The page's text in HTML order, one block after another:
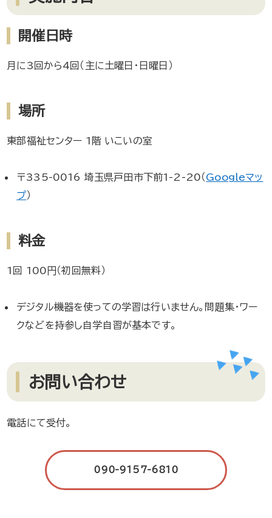
開催日時
月に3回から4回（主に土曜日・日曜日）
場所
東部福祉センター 1階 いこいの室
〒335-0016 埼玉県戸田市下前1-2-20（ Googleマッ
プ）
料金
1回 100円（初回無料）
デジタル機器を使っての学習は行いません。問題集・ワー
クなどを持参し自学自習が基本です。
お問い合わせ
電話にて受付。
090-9157-6810